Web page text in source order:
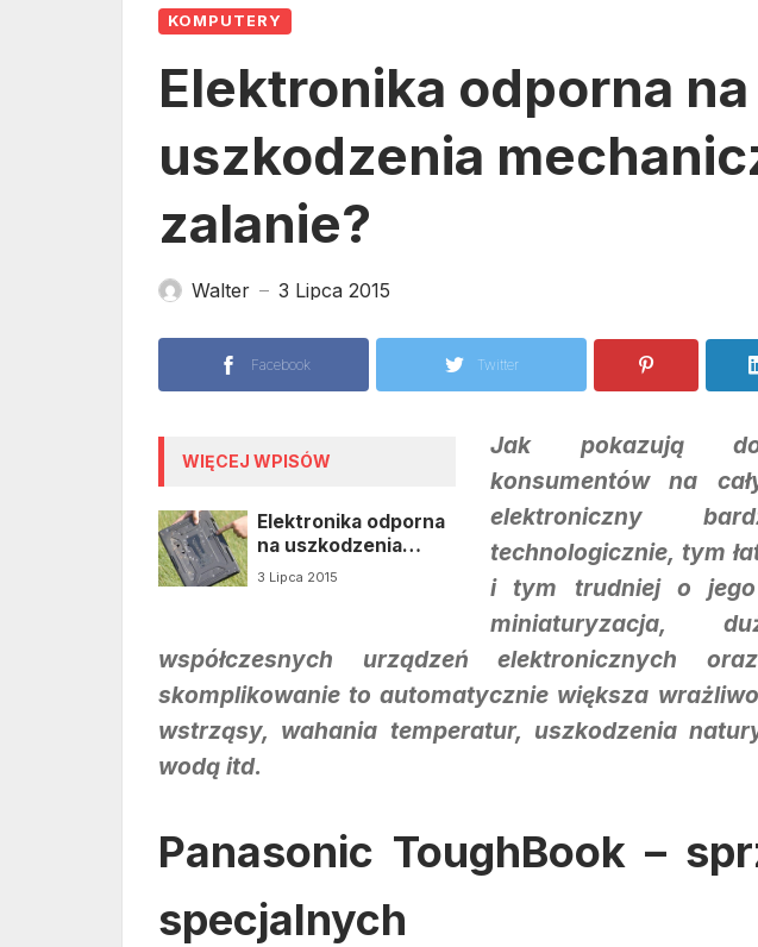
KOMPUTERY
Elektronika odporna na
uszkodzenia
zalanie?
Walter — 3 Lipca 2015
Facebook Twitter
WIĘCEJ WPISÓW
Elektronika odporna
na uszkodzenia
mechaniczne i
3 Lipca 2015
Jak pokazują
konsumentów na
elektroniczny
technologicznie, tym
i tym trudniej o jego
miniaturyzacja,
współczesnych urządzeń elektronicznych
skomplikowanie to automatycznie większa
wstrząsy, wahania temperatur, uszkodzenia
wodą itd.
Panasonic ToughBook –
specjalnych